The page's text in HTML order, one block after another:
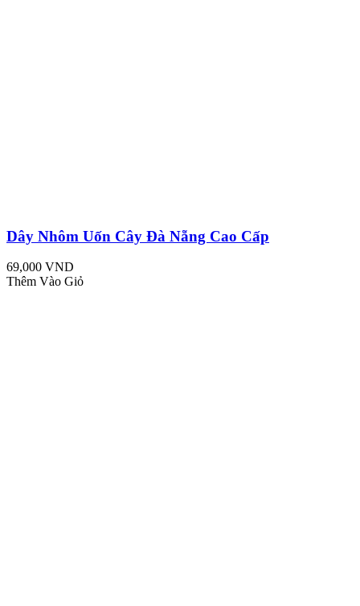
Dây Nhôm Uốn Cây Đà Nẵng Cao Cấp
69,000 VND
Thêm Vào Giỏ